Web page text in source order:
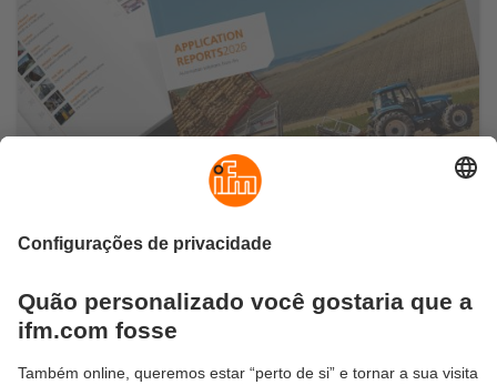
Faça o download dos relatórios de
aplicações mais recentes
com paixão.
Ficamos felizes e orgulhosos quando ajudamos os
Aplicações", os clientes compartilham suas